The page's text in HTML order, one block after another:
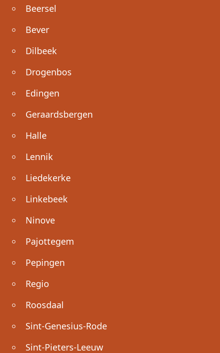
Beersel
Bever
Dilbeek
Drogenbos
Edingen
Geraardsbergen
Halle
Lennik
Liedekerke
Linkebeek
Ninove
Pajottegem
Pepingen
Regio
Roosdaal
Sint-Genesius-Rode
Sint-Pieters-Leeuw